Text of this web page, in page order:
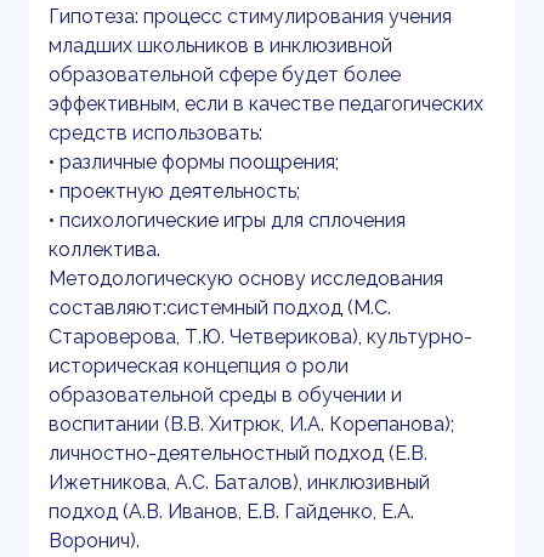
Гипотеза: процесс стимулирования учения
младших школьников в инклюзивной
образовательной сфере будет более
эффективным, если в качестве педагогических
средств использовать:
• различные формы поощрения;
• проектную деятельность;
• психологические игры для сплочения
коллектива.
Методологическую основу исследования
составляют:системный подход (М.С.
Староверова, Т.Ю. Четверикова), культурно-
историческая концепция о роли
образовательной среды в обучении и
воспитании (В.В. Хитрюк, И.А. Корепанова);
личностно-деятельностный подход (Е.В.
Ижетникова, А.С. Баталов), инклюзивный
подход (А.В. Иванов, Е.В. Гайденко, Е.А.
Воронич).